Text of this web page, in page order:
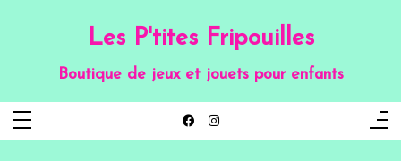
Les P'tites Fripouilles
Boutique de jeux et jouets pour enfants